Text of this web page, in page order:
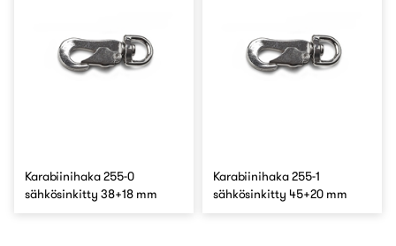
Karabiinihaka 255-0
sähkösinkitty 38+18 mm
Karabiinihaka 255-1
sähkösinkitty 45+20 mm